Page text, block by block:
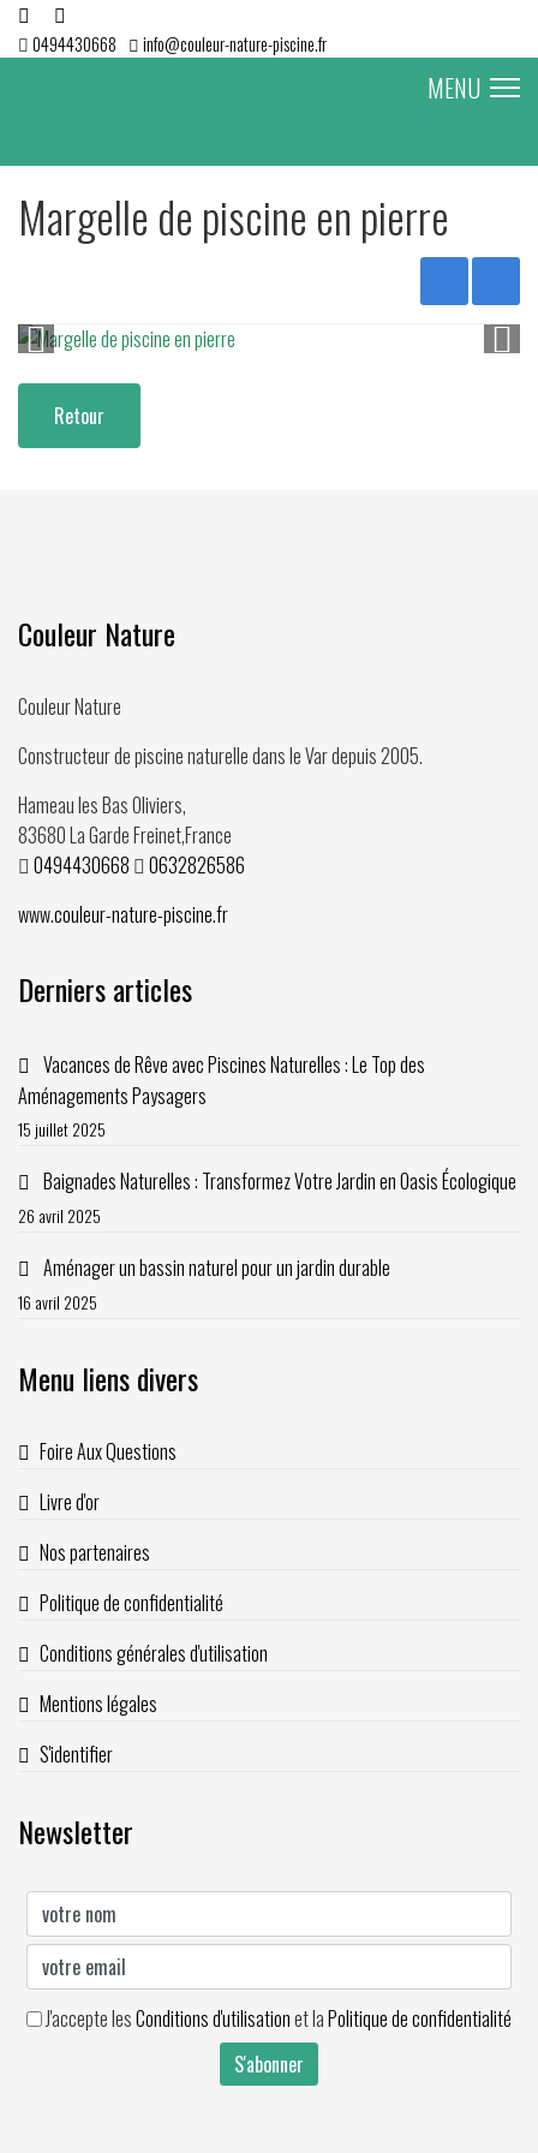
0494430668 info@couleur-nature-piscine.fr
MENU
Margelle de piscine en pierre
Retour
Couleur Nature
Couleur Nature
Constructeur de piscine naturelle dans le Var depuis2005.
Hameau les Bas Oliviers,
83680La Garde Freinet,France
0494430668
0632826586
www.couleur-nature-piscine.fr
Derniers articles
Vacances de Rêve avec Piscines Naturelles : Le Top des
Aménagements Paysagers
15 juillet 2025
Baignades Naturelles : Transformez Votre Jardin en Oasis Écologique
26 avril 2025
Aménager un bassin naturel pour un jardin durable
16 avril 2025
Menu liens divers
Foire Aux Questions
Livre d'or
Nos partenaires
Politique de confidentialité
Conditions générales d'utilisation
Mentions légales
S'identifier
Newsletter
J'accepte lesConditions d'utilisationet laPolitique de confidentialité